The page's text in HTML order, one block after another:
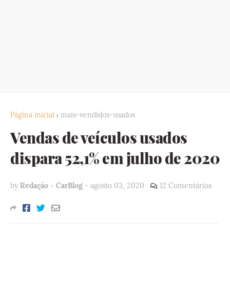
Página inicial mais-vendidos-usados
Vendas de veículos usados
dispara 52,1% em julho de 2020
by Redação - CarBlog - agosto 03, 2020 12 Comentários